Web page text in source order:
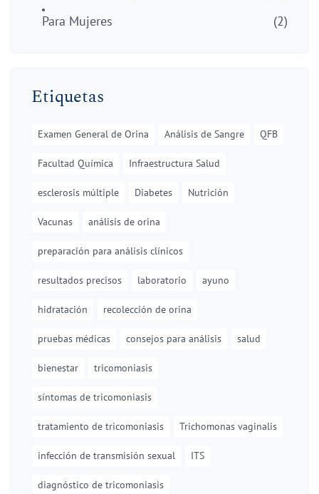
Para Mujeres
(2)
Etiquetas
Examen General de Orina Análisis de Sangre QFB
Facultad Química Infraestructura Salud
esclerosis múltiple Diabetes Nutrición
Vacunas análisis de orina
preparación para análisis clínicos
resultados precisos laboratorio ayuno
hidratación recolección de orina
pruebas médicas consejos para análisis salud
bienestar tricomoniasis
síntomas de tricomoniasis
tratamiento de tricomoniasis Trichomonas vaginalis
infección de transmisión sexual ITS
diagnóstico de tricomoniasis